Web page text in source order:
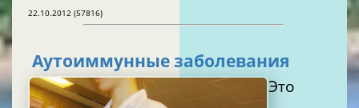
22.10.2012 (57816)
Аутоиммунные заболевания
Это